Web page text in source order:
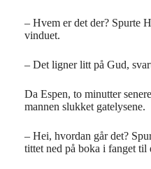
– Hvem er det der? Spurte
vinduet.
– Det ligner litt på Gud,
Da Espen, to minutter
mannen slukket gatelysene.
– Hei, hvordan går det?
tittet ned på boka i fanget til